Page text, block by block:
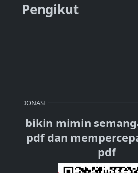
Pengikut
DONASI
bikin mimin
pdf dan
pdf